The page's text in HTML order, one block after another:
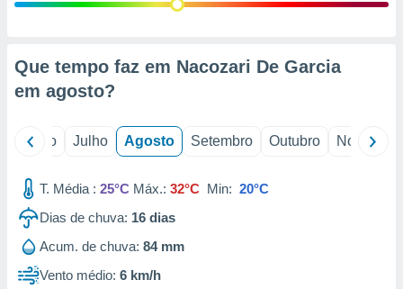
através
estudos
1199
Que tempo faz em Nacozari De Garcia
em agosto?
Junho Julho Agosto Setembro Outubro Novembro
T. Média : 25°C Máx.: 32°C Min: 20°C
Dias de chuva: 16 dias
Acum. de chuva: 84 mm
Vento médio: 6 km/h